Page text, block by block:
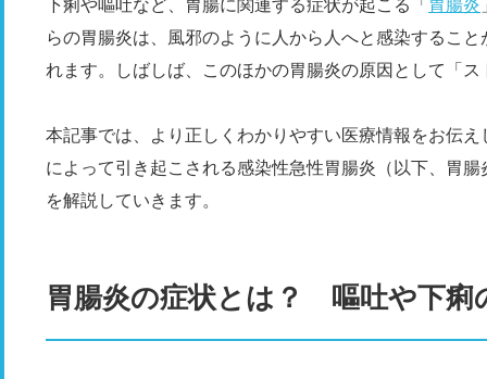
下痢や嘔吐など、胃腸に関連する症状が起こる「 胃腸炎
らの胃腸炎は、風邪のように人から人へと感染するこ
れます。しばしば、このほかの胃腸炎の原因として「
本記事では、より正しくわかりやすい医療情報をお伝
によって引き起こされる感染性急性胃腸炎（以下、胃
を解説していきます。
胃腸炎の症状とは？ 嘔吐や下痢